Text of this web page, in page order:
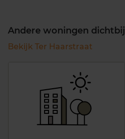
Andere woningen dichtbij
Bekijk Ter Haarstraat